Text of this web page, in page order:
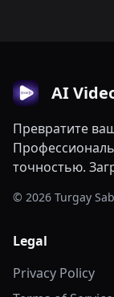
AI
Превратите
точностью.
© 2026 Turgay
Legal
Privacy Policy